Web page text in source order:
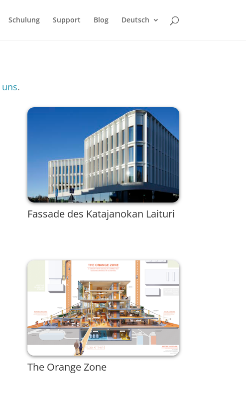
Schulung Support Blog Deutsch
uns.
Fassade des Katajanokan Laituri
The Orange Zone